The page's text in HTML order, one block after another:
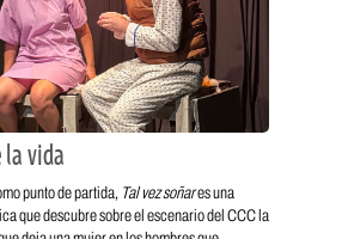
la vida
punto de partida, Tal vez soñares una
que descubre sobre el escenario del CCC la